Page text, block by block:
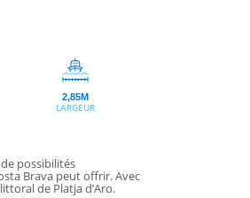
2,85M
LARGEUR
possibilités
Brava peut offrir. Avec
de Platja d’Aro.